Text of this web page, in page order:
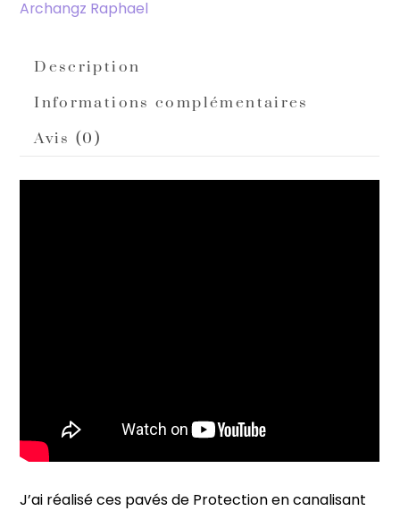
Archangz Raphael
Description
Informations complémentaires
Avis (0)
J’ai réalisé ces pavés de Protection en canalisant